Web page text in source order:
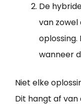
De
van
wanneer
Niet elke
Dit hangt af